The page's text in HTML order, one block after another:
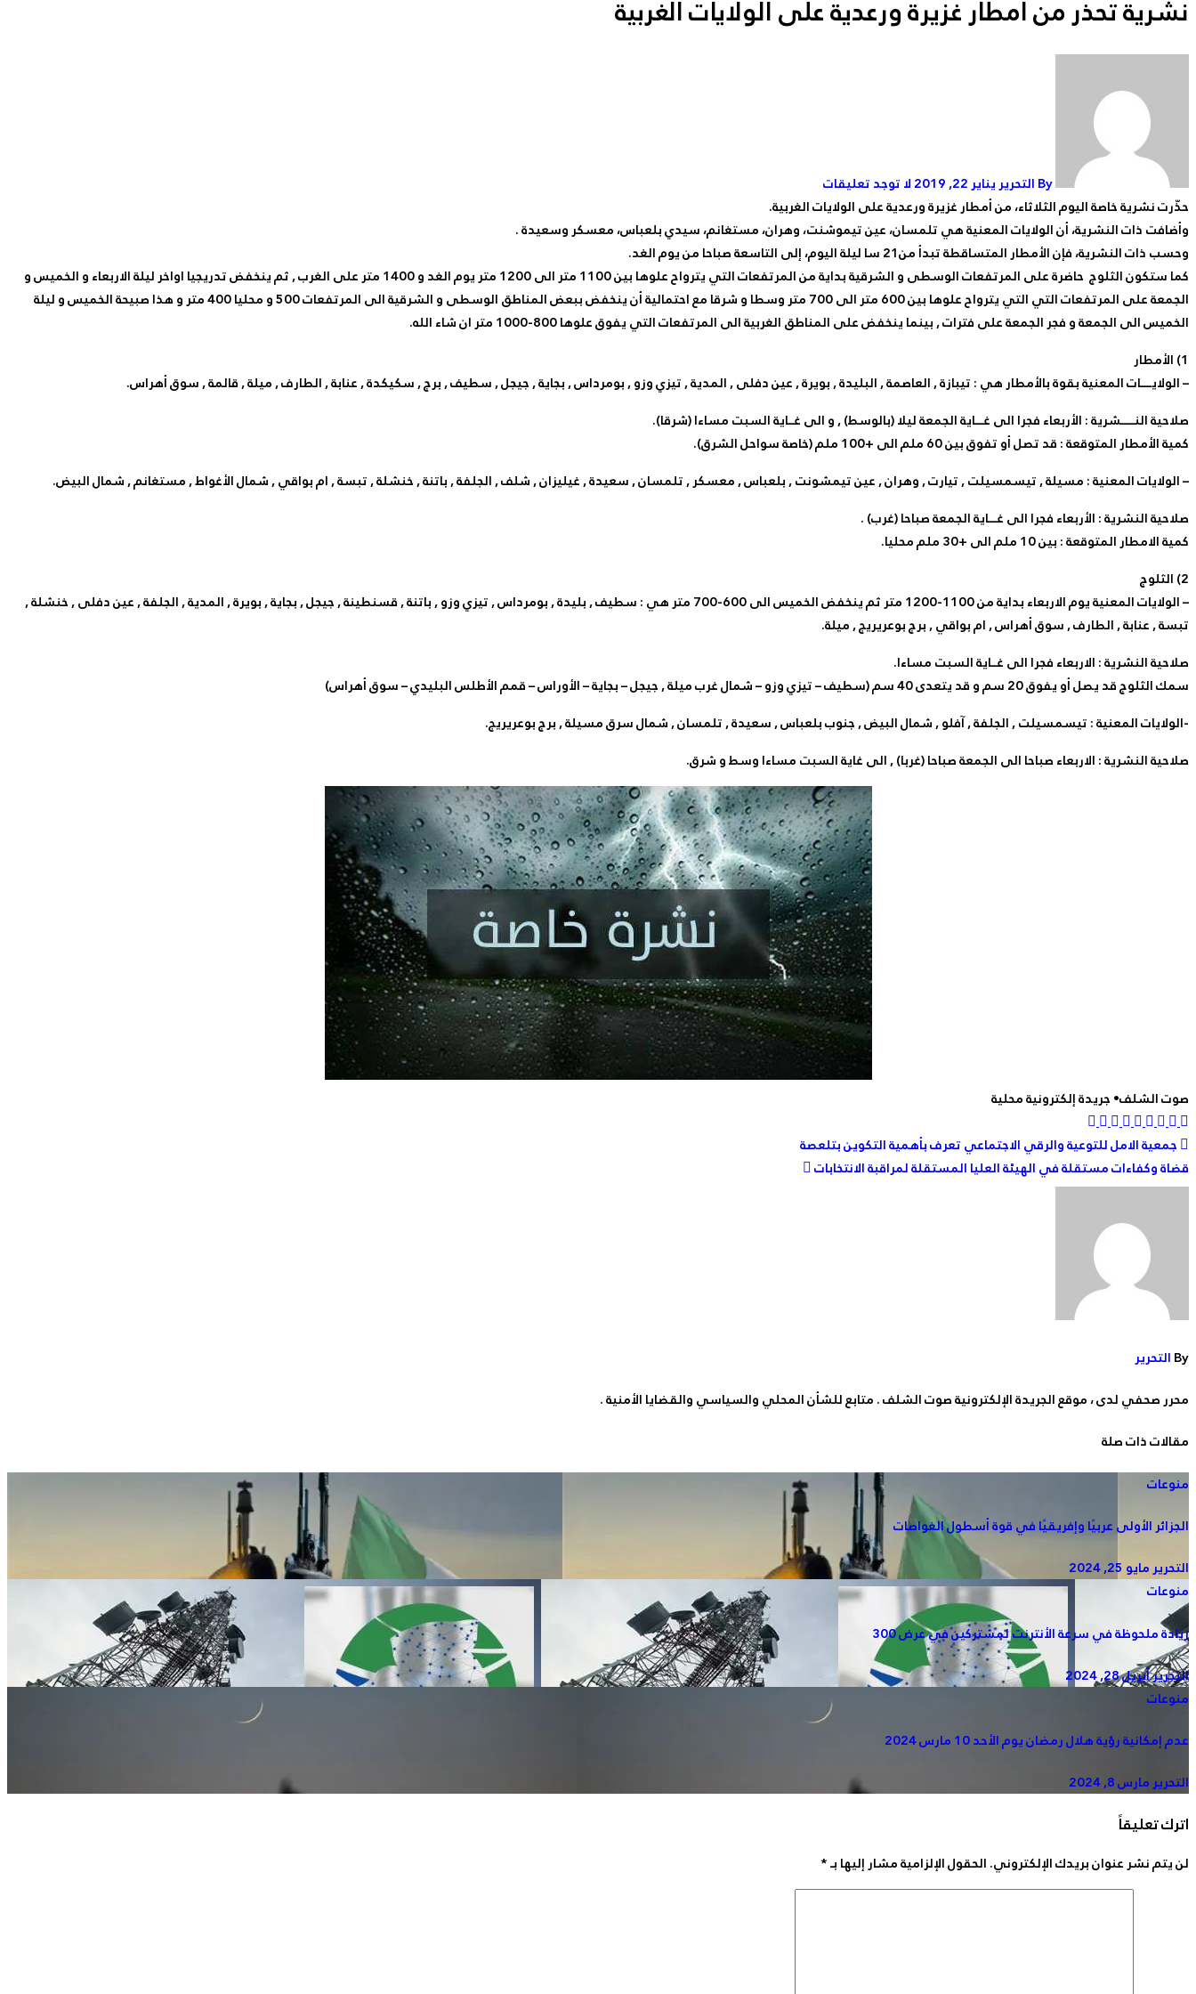
نشرية تحذر من أمطار غزيرة ورعدية على الولايات الغربية
يناير 22, 2019
لا توجد تعليقات
حذّرت نشرية خاصة اليوم الثلاثاء، من أمطار غزيرة ورعدية على الولايات الغربية.
وأضافت ذات النشرية، أن الولايات المعنية هي تلمسان، عين تيموشنت، وهران، مستغانم، سيدي بلعباس، معسكر وسعيدة .
وحسب ذات النشرية، فإن الأمطار المتساقطة تبدأ من21 سا ليلة اليوم، إلى التاسعة صباحا من يوم الغد.
كما ستكون الثلوج حاضرة على المرتفعات الوسطى و الشرقية بداية من المرتفعات التي يترواح علوها بين 1100 متر الى 1200 متر يوم الغد و 1400 متر على الغرب , ثم ينخفض تدريجيا اواخر ليلة الاربعاء و الخميس و
الجمعة على المرتفعات التي التي يترواح علوها بين 600 متر الى 700 متر وسطا و شرقا مع احتمالية أن ينخفض ببعض المناطق الوسطى و الشرقية الى المرتفعات 500 و محليا 400 متر و هذا صبيحة الخميس و ليلة
الخميس الى الجمعة و فجر الجمعة على فترات , بينما ينخفض على المناطق الغربية الى المرتفعات التي يفوق علوها 800-1000 متر ان شاء الله.
1) الأمطار
– الولايــــات المعنية بقوة بالأمطار هي : تيبازة , العاصمة , البليدة , بويرة , عين دفلى , المدية , تيزي وزو , بومرداس , بجاية , جيجل , سطيف , برج , سكيكدة , عنابة , الطارف , ميلة , قالمة , سوق أهراس.
صلاحية النـــــشرية : الأربعاء فجرا الى غـــاية الجمعة ليلا (بالوسط) , و الى غــاية السبت مساءا (شرقا).
كمية الأمطار المتوقعة : قد تصل أو تفوق بين 60 ملم الى +100 ملم (خاصة سواحل الشرق).
– الولايات المعنية : مسيلة , تيسمسيلت , تيارت , وهران , عين تيمشونت , بلعباس , معسكر , تلمسان , سعيدة , غيليزان , شلف , الجلفة , باتنة , خنشلة , تبسة , ام بواقي , شمال الأغواط , مستغانم , شمال البيض.
صلاحية النشرية : الأربعاء فجرا الى غـــاية الجمعة صباحا (غرب) .
كمية الامطار المتوقعة : بين 10 ملم الى +30 ملم محليا.
2) الثلوج
– الولايات المعنية يوم الاربعاء بداية من 1100-1200 متر ثم ينخفض الخميس الى 600-700 متر هي : سطيف , بليدة , بومرداس , تيزي وزو , باتنة , قسنطينة , جيجل , بجاية , بويرة , المدية , الجلفة , عين دفلى , خنشلة ,
تبسة , عنابة , الطارف , سوق أهراس , ام بواقي , برج بوعريريج , ميلة.
صلاحية النشرية : الاربعاء فجرا الى غــاية السبت مساءا.
سمك الثلوج قد يصل أو يفوق 20 سم و قد يتعدى 40 سم (سطيف – تيزي وزو – شمال غرب ميلة , جيجل – بجاية – الأوراس – قمم الأطلس البليدي – سوق أهراس)
-الولايات المعنية : تيسمسيلت , الجلفة , آفلو , شمال البيض , جنوب بلعباس , سعيدة , تلمسان , شمال سرق مسيلة , برج بوعريريج.
صلاحية النشرية : الاربعاء صباحا الى الجمعة صباحا (غربا) , الى غاية السبت مساءا وسط و شرق.
صوت الشلف• جريدة إلكترونية محلية
تصفّح
المقالات
جمعية الامل للتوعية والرقي الاجتماعي تعرف بأهمية التكوين بتلعصة
قضاة وكفاءات مستقلة في الهيئة العليا المستقلة لمراقبة الانتخابات
Byالتحرير
محرر صحفي لدى ، موقع الجريدة الإلكترونية صوت الشلف . متابع للشأن المحلي والسياسي والقضايا الأمنية .
مقالات ذات صلة
منوعات
الجزائر الأولى عربيًا وإفريقيًا في قوة أسطول الغواصات
التحريرمايو 25, 2024
منوعات
زيادة ملحوظة في سرعة الأنترنت لمشتركين في عرض 300
التحريرأبريل 28, 2024
منوعات
عدم إمكانية رؤية هلال رمضان يوم الأحد 10 مارس 2024
التحريرمارس 8, 2024
اترك تعليقاً
لن يتم نشر عنوان بريدك الإلكتروني.الحقول الإلزامية مشار إليها بـ*